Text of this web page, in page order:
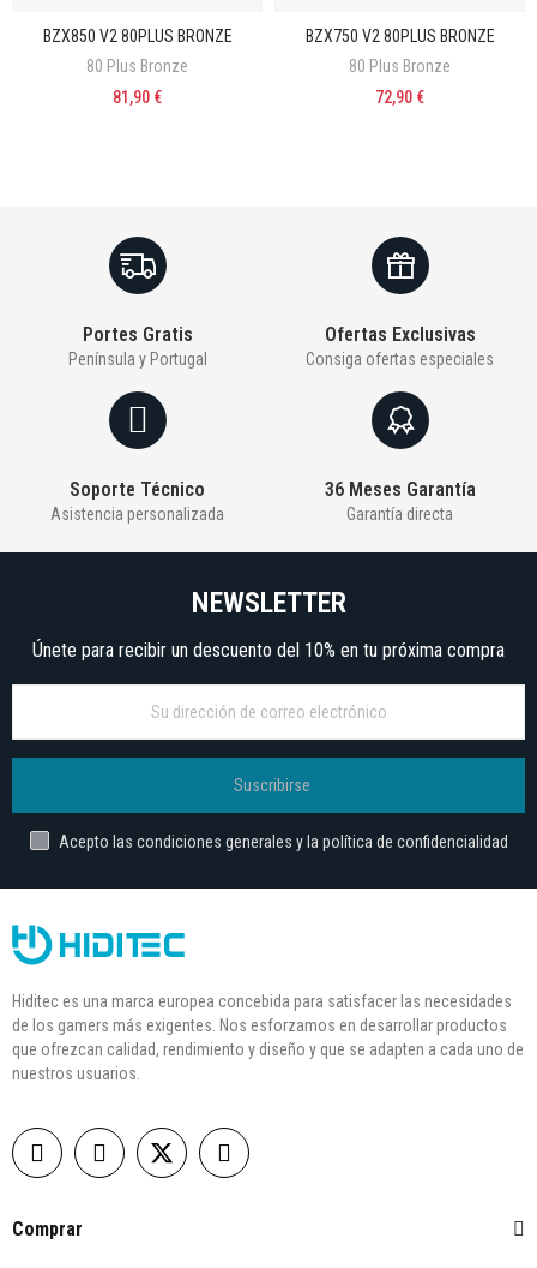
BZX850 V2 80PLUS BRONZE
80 Plus Bronze
81,90 €
BZX750 V2 80PLUS BRONZE
80 Plus Bronze
72,90 €
Portes Gratis
Península y Portugal
Ofertas Exclusivas
Consiga ofertas especiales
Soporte Técnico
Asistencia personalizada
36 Meses Garantía
Garantía directa
NEWSLETTER
Únete para recibir un descuento del 10% en tu próxima compra
Suscribirse
Acepto las condiciones generales y la política de confidencialidad
Hiditec es una marca europea concebida para satisfacer las necesidades
de los gamers más exigentes. Nos esforzamos en desarrollar productos
que ofrezcan calidad, rendimiento y diseño y que se adapten a cada uno de
nuestros usuarios.
Comprar